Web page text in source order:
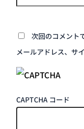
次回のコメント
メールアドレス、サ
CAPTCHA コード